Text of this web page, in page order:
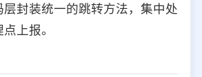
层封装统一的跳转方法，集中处
上报。